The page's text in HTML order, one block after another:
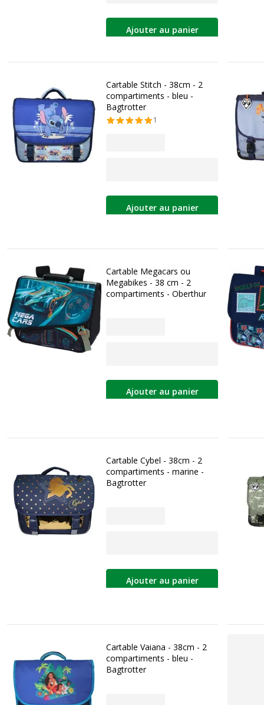
Ajouter au panier
Cartable Stitch - 38cm - 2
compartiments - bleu -
Bagtrotter
1
Ajouter au panier
Cartable Megacars ou
Megabikes - 38 cm - 2
compartiments - Oberthur
Ajouter au panier
Cartable Cybel - 38cm - 2
compartiments - marine -
Bagtrotter
Ajouter au panier
Cartable Vaiana - 38cm - 2
compartiments - bleu -
Bagtrotter